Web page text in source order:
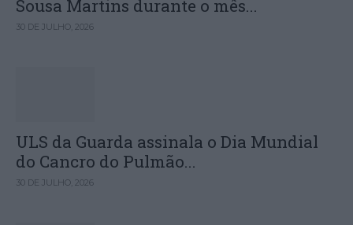
Sousa Martins durante o mês...
30 DE JULHO, 2026
ULS da Guarda assinala o Dia Mundial
do Cancro do Pulmão...
30 DE JULHO, 2026